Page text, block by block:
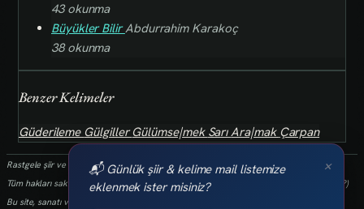
43 okunma
Büyükler BilirAbdurrahim Karakoç
38 okunma
Benzer Kelimeler
Güderileme GülgillerGülümse|mek SarıAra|mak Çarpan
Rastgele şiir ve kelimeler her 24 saatte bir yenilenmektedir.
Tüm hakları saklıdır.(biz kaybettik bulan varsa info@art-isanat.com.tr'ye mail atabilir mi?)
Bu site, sanatı ve yaratıcılığı dijital dünyaya taşıma arzusu ile kurulmuştur.
×
📬 Günlük şiir & kelime mail listemize
eklenmek ister misiniz?